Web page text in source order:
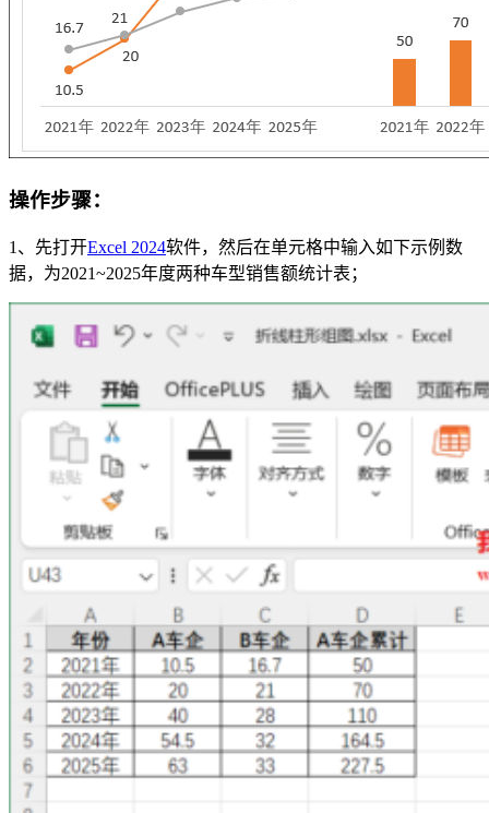
操作步骤：
1、先打开Excel 2024软件，然后在单元格中输入如下示例数
据，为2021~2025年度两种车型销售额统计表；